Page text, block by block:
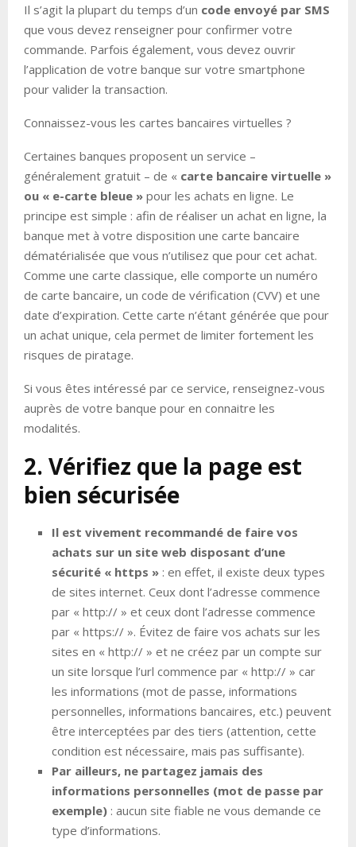
Il s’agit la plupart du temps d’un code envoyé par SMS
que vous devez renseigner pour confirmer votre
commande. Parfois également, vous devez ouvrir
l’application de votre banque sur votre smartphone
pour valider la transaction.
Connaissez-vous les cartes bancaires virtuelles ?
Certaines banques proposent un service –
généralement gratuit – de « carte bancaire virtuelle »
ou « e-carte bleue » pour les achats en ligne. Le
principe est simple : afin de réaliser un achat en ligne, la
banque met à votre disposition une carte bancaire
dématérialisée que vous n’utilisez que pour cet achat.
Comme une carte classique, elle comporte un numéro
de carte bancaire, un code de vérification (CVV) et une
date d’expiration. Cette carte n’étant générée que pour
un achat unique, cela permet de limiter fortement les
risques de piratage.
Si vous êtes intéressé par ce service, renseignez-vous
auprès de votre banque pour en connaitre les
modalités.
2. Vérifiez que la page est
bien sécurisée
Il est vivement recommandé de faire vos
achats sur un site web disposant d’une
sécurité « https » : en effet, il existe deux types
de sites internet. Ceux dont l’adresse commence
par « http:// » et ceux dont l’adresse commence
par « https:// ». Évitez de faire vos achats sur les
sites en « http:// » et ne créez par un compte sur
un site lorsque l’url commence par « http:// » car
les informations (mot de passe, informations
personnelles, informations bancaires, etc.) peuvent
être interceptées par des tiers (attention, cette
condition est nécessaire, mais pas suffisante).
Par ailleurs, ne partagez jamais des
informations personnelles (mot de passe par
exemple) : aucun site fiable ne vous demande ce
type d’informations.